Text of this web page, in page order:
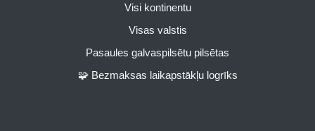
Visi kontinentu
Visas valstis
Pasaules galvaspilsētu pilsētas
🧩 Bezmaksas laikapstākļu logrīks